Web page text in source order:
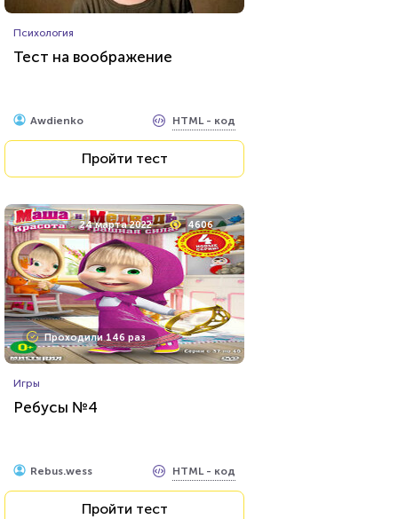
Психология
Тест на воображение
Awdienko HTML - код
Пройти тест
24 марта 2022 4606
Проходили 146 раз
Игры
Ребусы №4
Rebus.wess HTML - код
Пройти тест